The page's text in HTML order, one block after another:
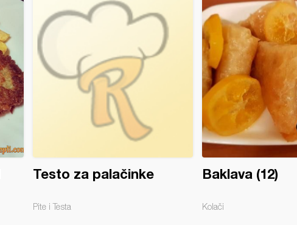
Testo za palačinke
Pite i Testa
Baklava (12)
Kolači